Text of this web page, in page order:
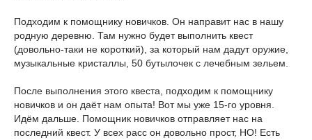
Подходим к помощнику новичков. Он направит нас в нашу
родную деревню. Там нужно будет выполнить квест
(довольно-таки не короткий), за который нам дадут оружие,
музыкальные кристаллы, 50 бутылочек с лечебным зельем.
После выполнения этого квеста, подходим к помощнику
новичков и он даёт нам опыта! Вот мы уже 15-го уровня.
Идём дальше. Помощник новичков отправляет нас на
последний квест. У всех расс он довольно прост, НО! Есть